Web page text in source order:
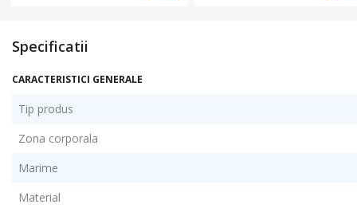
negru
Specificatii
CARACTERISTICI GENERALE
Tip produs
Zona corporala
Marime
Material